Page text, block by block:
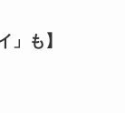
」も】